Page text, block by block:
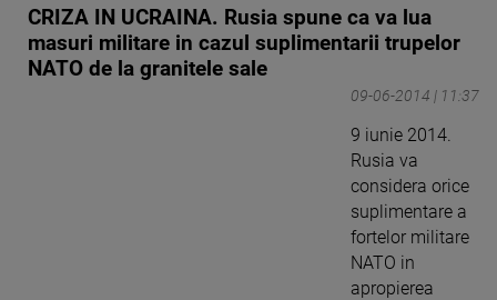
CRIZA IN UCRAINA. Rusia spune ca va lua
masuri militare in cazul suplimentarii trupelor
NATO de la granitele sale
09-06-2014 | 11:37
9 iunie 2014.
Rusia va
considera orice
suplimentare a
fortelor militare
NATO in
apropierea